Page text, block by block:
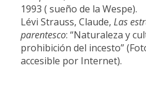
1993 ( sueño de la Wespe).
Lévi Strauss, Claude, Las
parentesco: “Naturaleza y
prohibición del incesto”
accesible por Internet).